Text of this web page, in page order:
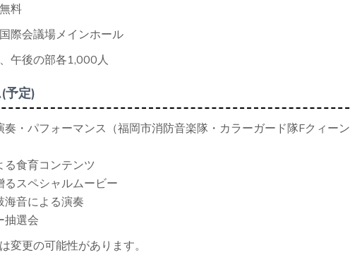
料
際会議場メインホール
午後の部各1,000人
予定)
奏・パフォーマンス（福岡市消防音楽隊・カラーガード隊Fクィーン
る食育コンテンツ
るスペシャルムービー
海音による演奏
抽選会
変更の可能性があります。